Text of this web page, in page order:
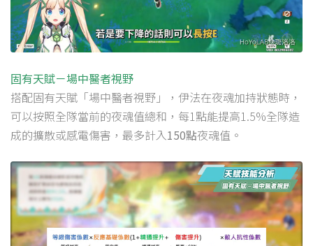
固有天賦－場中醫者視野
搭配固有天賦「場中醫者視野」，伊法在夜魂加持狀態時，
可以按照全隊當前的夜魂值總和，每1點能提高1.5%全隊造
成的擴散或感電傷害，最多計入150點夜魂值。